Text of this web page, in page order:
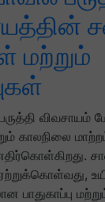
மற்றும்
விவசாயம்
காலநிலை
பாதுகாப்பு